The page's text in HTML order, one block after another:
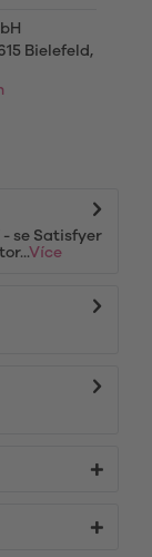
Bielefeld,
se Satisfyer
Více